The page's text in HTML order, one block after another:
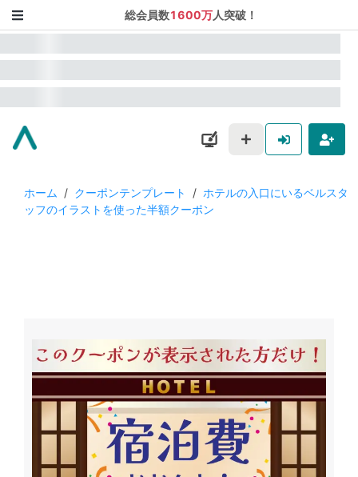
総会員数1600万人突破！
ホーム / クーポンテンプレート / ホテルの入口にいるベルスタ
ッフのイラストを使った半額クーポン